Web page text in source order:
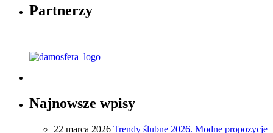
Partnerzy
Najnowsze wpisy
22 marca 2026 Trendy ślubne 2026. Modne propozycje